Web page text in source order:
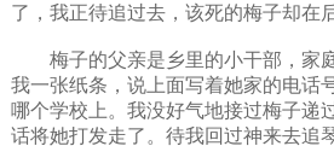
了，我正待追过去，该死的梅子却在
梅子的父亲是乡里的小干部，家
我一张纸条，说上面写着她家的电话
哪个学校上。我没好气地接过梅子递
话将她打发走了。待我回过神来去追